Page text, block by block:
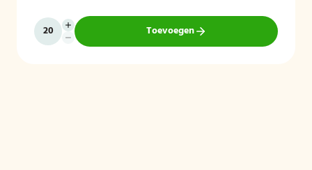
Toevoegen